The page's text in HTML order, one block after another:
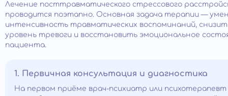
Лечение посттравматического стрессового
проводится поэтапно. Основная задача терапии —
интенсивность травматических воспоминаний,
уровень тревоги и восстановить эмоциональное
пациента.
1. Первичная консультация и диагностика
На первом приёме врач-психиатр или психотерапевт